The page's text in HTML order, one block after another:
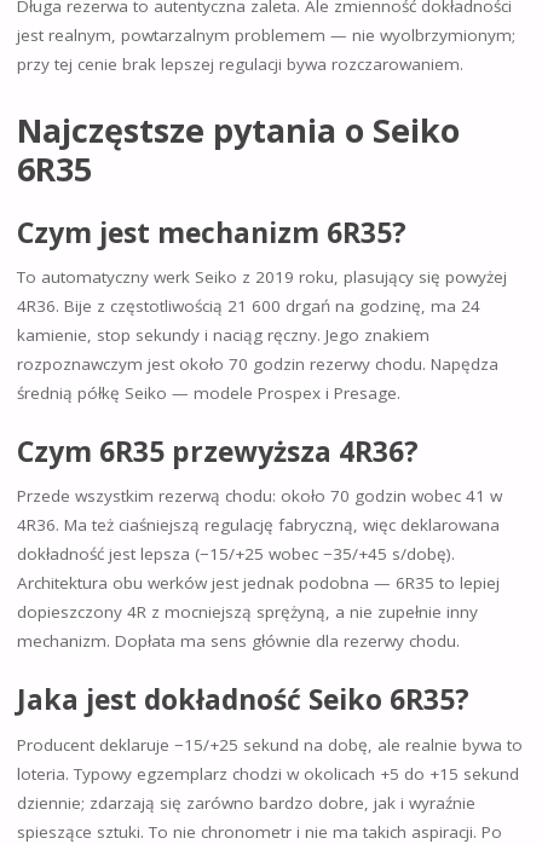
Długa rezerwa to autentyczna zaleta. Ale zmienność dokładności
jest realnym, powtarzalnym problemem — nie wyolbrzymionym;
przy tej cenie brak lepszej regulacji bywa rozczarowaniem.
Najczęstsze pytania o Seiko
6R35
Czym jest mechanizm 6R35?
To automatyczny werk Seiko z 2019 roku, plasujący się powyżej
4R36. Bije z częstotliwością 21 600 drgań na godzinę, ma 24
kamienie, stop sekundy i naciąg ręczny. Jego znakiem
rozpoznawczym jest około 70 godzin rezerwy chodu. Napędza
średnią półkę Seiko — modele Prospex i Presage.
Czym 6R35 przewyższa 4R36?
Przede wszystkim rezerwą chodu: około 70 godzin wobec 41 w
4R36. Ma też ciaśniejszą regulację fabryczną, więc deklarowana
dokładność jest lepsza (−15/+25 wobec −35/+45 s/dobę).
Architektura obu werków jest jednak podobna — 6R35 to lepiej
dopieszczony 4R z mocniejszą sprężyną, a nie zupełnie inny
mechanizm. Dopłata ma sens głównie dla rezerwy chodu.
Jaka jest dokładność Seiko 6R35?
Producent deklaruje −15/+25 sekund na dobę, ale realnie bywa to
loteria. Typowy egzemplarz chodzi w okolicach +5 do +15 sekund
dziennie; zdarzają się zarówno bardzo dobre, jak i wyraźnie
spieszące sztuki. To nie chronometr i nie ma takich aspiracji. Po